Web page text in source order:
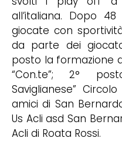
all’italiana. Dopo
giocate con
da parte dei
posto la formazione
“Con.te”; 2°
Saviglianese”
amici di San
Us Acli asd San
Acli di Roata Rossi.